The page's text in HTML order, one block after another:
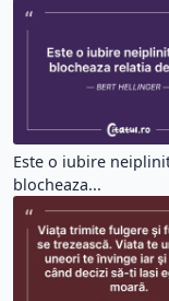
Este o iubire
blocheaza...